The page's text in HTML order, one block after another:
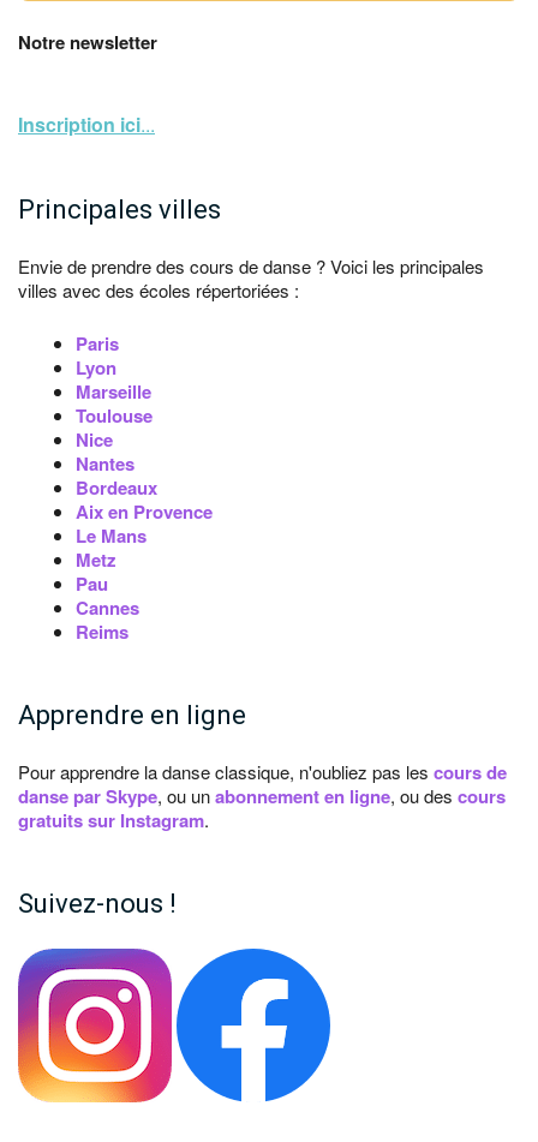
Notre newsletter
Inscription ici...
Principales villes
Envie de prendre des cours de danse ? Voici les principales
villes avec des écoles répertoriées :
Paris
Lyon
Marseille
Toulouse
Nice
Nantes
Bordeaux
Aix en Provence
Le Mans
Metz
Pau
Cannes
Reims
Apprendre en ligne
Pour apprendre la danse classique, n'oubliez pas les cours de
danse par Skype, ou unabonnement en ligne, ou des cours
gratuits sur Instagram.
Suivez-nous !